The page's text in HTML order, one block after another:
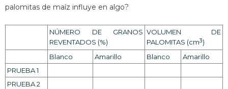
palomitas de maíz influye en algo?
NÚMERO DE GRANOS
REVENTADOS (%)
VOLUMEN DE
PALOMITAS (cm3)
Blanco
Amarillo Blanco
Amarillo
PRUEBA 1
PRUEBA 2